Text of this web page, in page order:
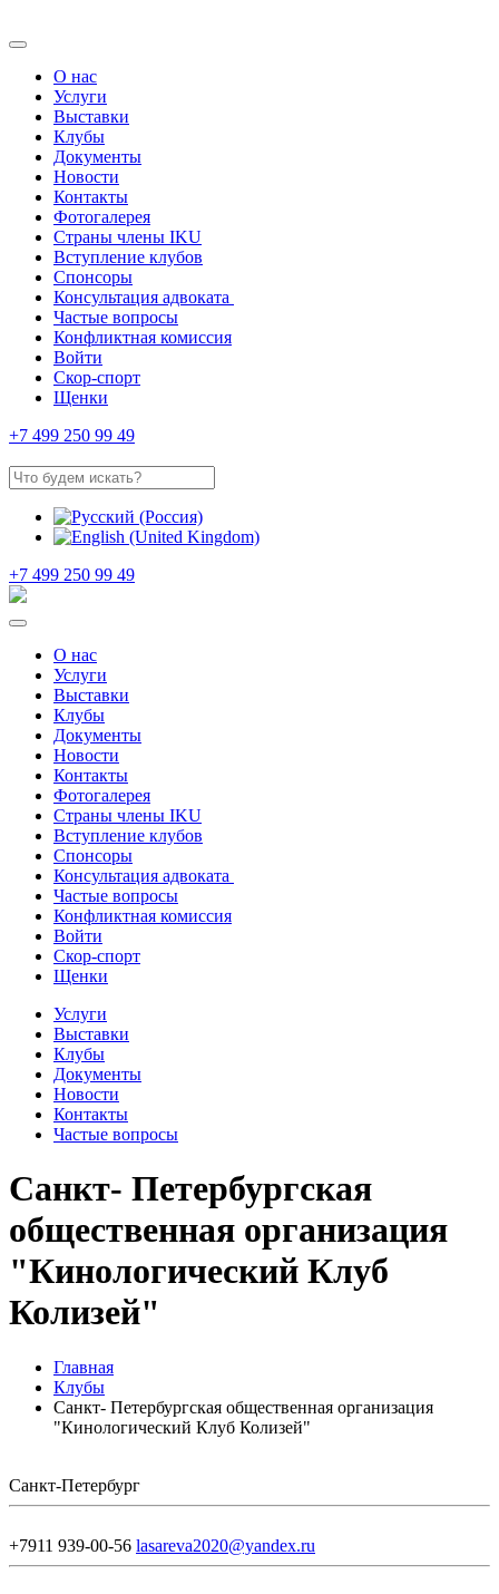
О нас
Услуги
Выставки
Клубы
Документы
Новости
Контакты
Фотогалерея
Страны члены IKU
Вступление клубов​
Спонсоры
Консультация адвоката ​
Частые вопросы
Конфликтная комиссия
Войти
Скор-спорт
Щенки
+7 499 250 99 49
+7 499 250 99 49
О нас
Услуги
Выставки
Клубы
Документы
Новости
Контакты
Фотогалерея
Страны члены IKU
Вступление клубов​
Спонсоры
Консультация адвоката ​
Частые вопросы
Конфликтная комиссия
Войти
Скор-спорт
Щенки
Услуги
Выставки
Клубы
Документы
Новости
Контакты
Частые вопросы
Санкт- Петербургская
общественная организация
"Кинологический Клуб
Колизей"
Главная
Клубы
Санкт- Петербургская общественная организация
"Кинологический Клуб Колизей"
Санкт-Петербург
+7911 939-00-56 lasareva2020@yandex.ru